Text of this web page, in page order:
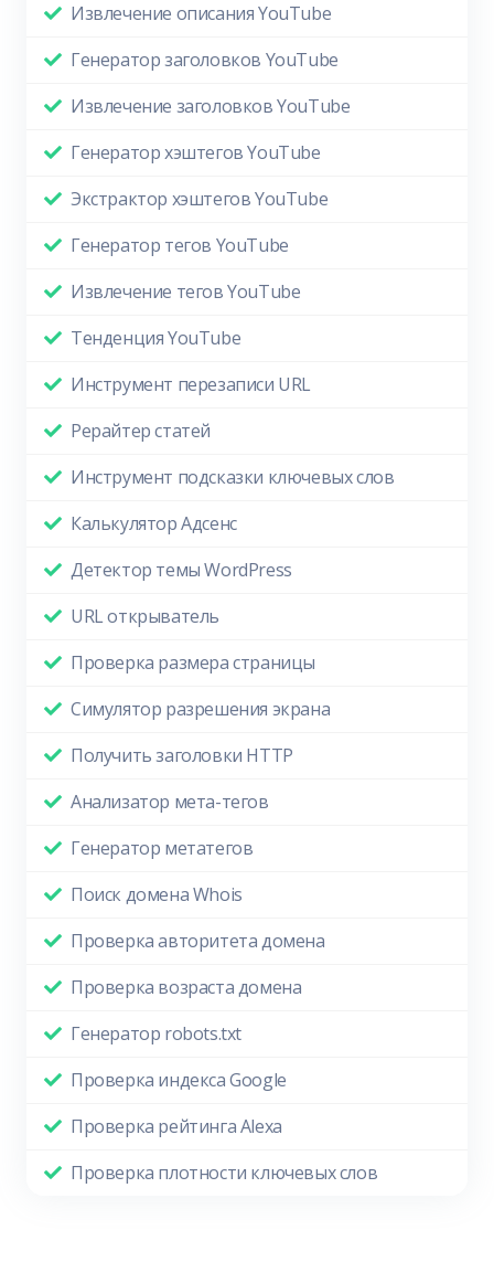
Извлечение описания YouTube
Генератор заголовков YouTube
Извлечение заголовков YouTube
Генератор хэштегов YouTube
Экстрактор хэштегов YouTube
Генератор тегов YouTube
Извлечение тегов YouTube
Тенденция YouTube
Инструмент перезаписи URL
Рерайтер статей
Инструмент подсказки ключевых слов
Калькулятор Адсенс
Детектор темы WordPress
URL открыватель
Проверка размера страницы
Симулятор разрешения экрана
Получить заголовки HTTP
Анализатор мета-тегов
Генератор метатегов
Поиск домена Whois
Проверка авторитета домена
Проверка возраста домена
Генератор robots.txt
Проверка индекса Google
Проверка рейтинга Alexa
Проверка плотности ключевых слов